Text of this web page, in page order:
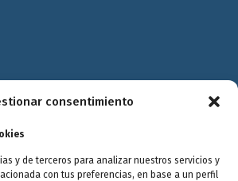
consentimiento
y de terceros para analizar nuestros servicios y
con tus preferencias, en base a un perfil